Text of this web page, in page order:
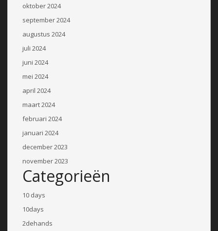
oktober 2024
september 2024
augustus 2024
juli 2024
juni 2024
mei 2024
april 2024
maart 2024
februari 2024
januari 2024
december 2023
november 2023
Categorieën
10 days
10days
2dehands